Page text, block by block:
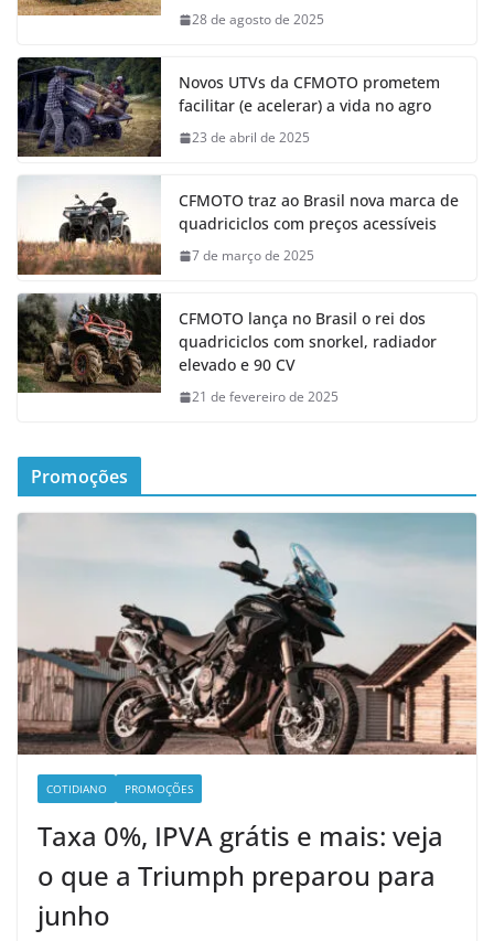
28 de agosto de 2025
Novos UTVs da CFMOTO prometem
facilitar (e acelerar) a vida no agro
23 de abril de 2025
CFMOTO traz ao Brasil nova marca de
quadriciclos com preços acessíveis
7 de março de 2025
CFMOTO lança no Brasil o rei dos
quadriciclos com snorkel, radiador
elevado e 90 CV
21 de fevereiro de 2025
Promoções
COTIDIANO PROMOÇÕES
Taxa 0%, IPVA grátis e mais: veja
o que a Triumph preparou para
junho